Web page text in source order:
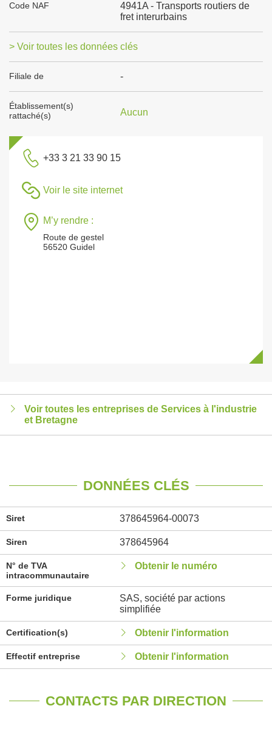
Code NAF
4941A - Transports routiers de
fret interurbains
> Voir toutes les données clés
Filiale de -
Établissement(s)
rattaché(s)
Aucun
+33 3 21 33 90 15
Voir le site internet
M’y rendre :
Route de gestel
56520 Guidel
Voir toutes les entreprises de Services à l'industrie
et Bretagne
DONNÉES CLÉS
Siret 378645964-00073
Siren 378645964
N° de TVA
intracommunautaire
Obtenir le numéro
Forme juridique
SAS, société par actions
simplifiée
Certification(s) Obtenir l'information
Effectif entreprise Obtenir l'information
CONTACTS PAR DIRECTION